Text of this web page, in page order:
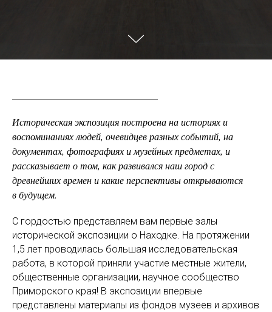
Историческая экспозиция построена на историях и
воспоминаниях людей, очевидцев разных событий, на
документах, фотографиях и музейных предметах, и
рассказывает о том, как развивался наш город с
древнейших времен и какие перспективы открываются
в будущем.
С гордостью представляем вам первые залы
исторической экспозиции о Находке. На протяжении
1,5 лет проводилась большая исследовательская
работа, в которой приняли участие местные жители,
общественные организации, научное сообщество
Приморского края! В экспозиции впервые
представлены материалы из фондов музеев и архивов